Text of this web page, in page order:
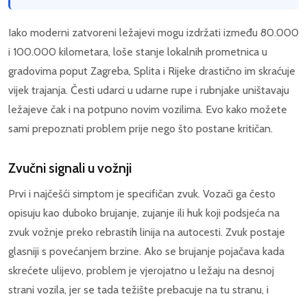
Iako moderni zatvoreni ležajevi mogu izdržati između 80.000
i 100.000 kilometara, loše stanje lokalnih prometnica u
gradovima poput Zagreba, Splita i Rijeke drastično im skraćuje
vijek trajanja. Česti udarci u udarne rupe i rubnjake uništavaju
ležajeve čak i na potpuno novim vozilima. Evo kako možete
sami prepoznati problem prije nego što postane kritičan.
Zvučni signali u vožnji
Prvi i najčešći simptom je specifičan zvuk. Vozači ga često
opisuju kao duboko brujanje, zujanje ili huk koji podsjeća na
zvuk vožnje preko rebrastih linija na autocesti. Zvuk postaje
glasniji s povećanjem brzine. Ako se brujanje pojačava kada
skrećete ulijevo, problem je vjerojatno u ležaju na desnoj
strani vozila, jer se tada težište prebacuje na tu stranu, i